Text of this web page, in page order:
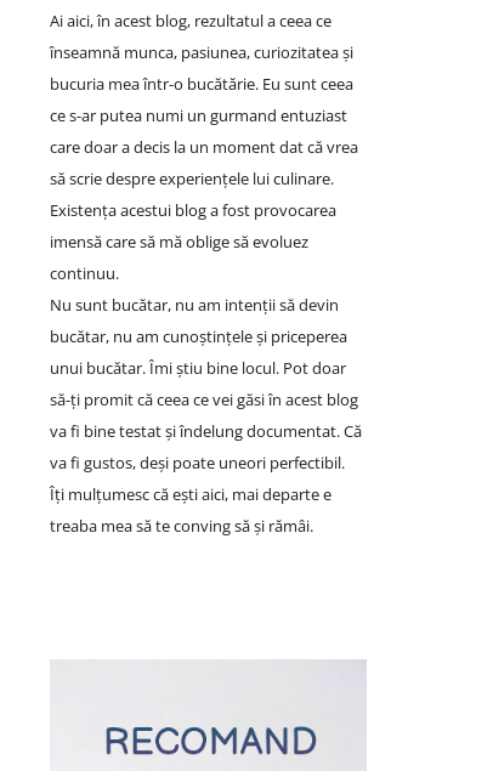
Ai aici, în acest blog, rezultatul a ceea ce
înseamnă munca, pasiunea, curiozitatea și
bucuria mea într-o bucătărie. Eu sunt ceea
ce s-ar putea numi un gurmand entuziast
care doar a decis la un moment dat că vrea
să scrie despre experiențele lui culinare.
Existența acestui blog a fost provocarea
imensă care să mă oblige să evoluez
continuu.
Nu sunt bucătar, nu am intenții să devin
bucătar, nu am cunoștințele și priceperea
unui bucătar. Îmi știu bine locul. Pot doar
să-ți promit că ceea ce vei găsi în acest blog
va fi bine testat și îndelung documentat. Că
va fi gustos, deși poate uneori perfectibil.
Îți mulțumesc că ești aici, mai departe e
treaba mea să te conving să și rămâi.